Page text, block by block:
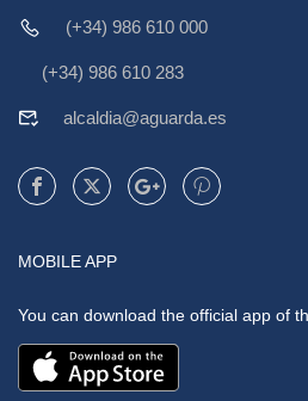
(+34) 986 610 000
(+34) 986 610 283
alcaldia@aguarda.es
MOBILE APP
You can download the official app of